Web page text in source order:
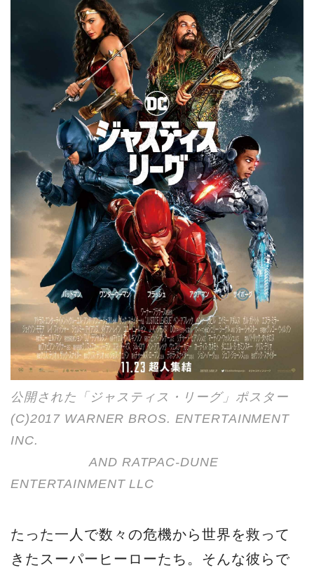
公開された「ジャスティス・リーグ」ポスター
(C)2017 WARNER BROS. ENTERTAINMENT
INC.
AND RATPAC-DUNE
ENTERTAINMENT LLC
たった一人で数々の危機から世界を救って
きたスーパーヒーローたち。そんな彼らで